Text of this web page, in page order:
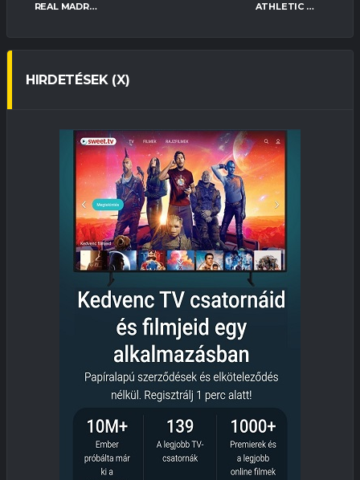
REAL MADRID ATHLETIC BILBAO
HIRDETÉSEK (X)